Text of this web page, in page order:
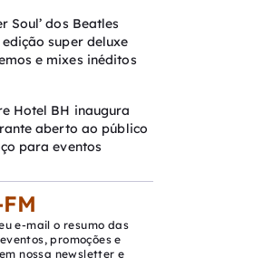
Soul’ dos Beatles
super deluxe
e mixes inéditos
Hotel BH inaugura
aberto ao público
para eventos
e-mail o resumo das
promoções e
nossa newsletter e